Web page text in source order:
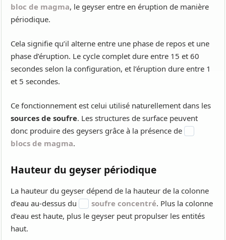
bloc de magma, le geyser entre en éruption de manière
périodique.
Cela signifie qu’il alterne entre une phase de repos et une
phase d’éruption. Le cycle complet dure entre 15 et 60
secondes selon la configuration, et l’éruption dure entre 1
et 5 secondes.
Ce fonctionnement est celui utilisé naturellement dans les
sources de soufre. Les structures de surface peuvent
donc produire des geysers grâce à la présence de
blocs de magma.
Hauteur du geyser périodique
La hauteur du geyser dépend de la hauteur de la colonne
d’eau au-dessus du
soufre concentré. Plus la colonne
d’eau est haute, plus le geyser peut propulser les entités
haut.